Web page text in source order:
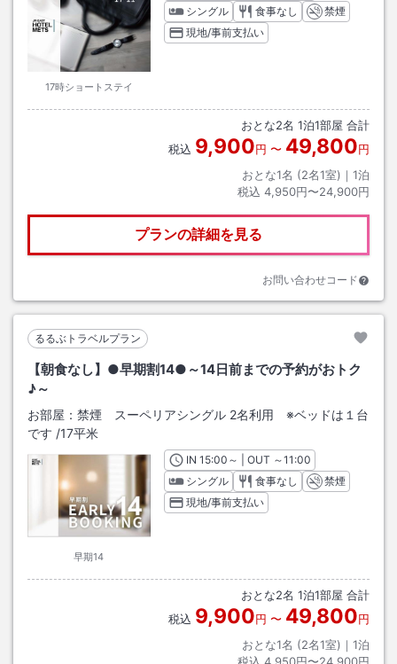
17時ショートステイ
シングル 食事なし
禁煙
現地/事前支払い
おとな2名 1泊1部屋 合計
税込 9,900円 〜 49,800円
おとな1名 (2名1室)｜ 1泊
税込 4,950円〜24,900円
プランの詳細を見る
お問い合わせコード
るるぶトラベルプラン
【朝食なし】●早期割14●～14日前までの予約がおトク
♪～
お部屋： 禁煙 スーペリアシングル 2名利用 ※ベッドは１台
です /17平米
早期14
INチェックイン
15:00 ～ | OUT チェックアウト
～11:00
シングル
食事なし
禁煙
現地/事前支払い
おとな2名 1泊1部屋 合計
税込 9,900円 〜 49,800円
おとな1名 (2名1室)｜ 1泊